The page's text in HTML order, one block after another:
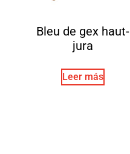
Bleu de gex haut-
jura
Leer más